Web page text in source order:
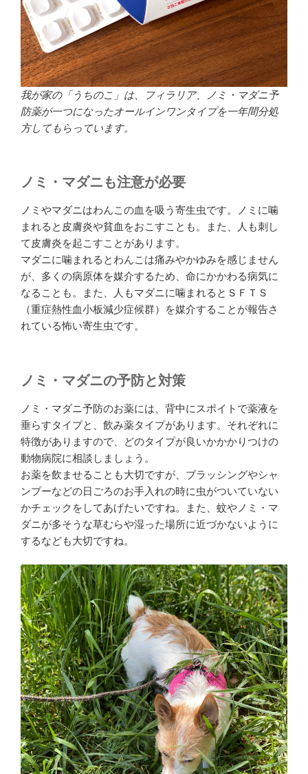
我が家の「うちのこ」は、フィラリア、ノミ・マダニ予
防薬が一つになったオールインワンタイプを一年間分処
方してもらっています。
ノミ・マダニも注意が必要
ノミやマダニはわんこの血を吸う寄生虫です。ノミに噛
まれると皮膚炎や貧血をおこすことも。また、人も刺し
て皮膚炎を起こすことがあります。
マダニに噛まれるとわんこは痛みやかゆみを感じません
が、多くの病原体を媒介するため、命にかかわる病気に
なることも。また、人もマダニに噛まれるとＳＦＴＳ
（重症熱性血小板減少症候群）を媒介することが報告さ
れている怖い寄生虫です。
ノミ・マダニの予防と対策
ノミ・マダニ予防のお薬には、背中にスポイトで薬液を
垂らすタイプと、飲み薬タイプがあります。それぞれに
特徴がありますので、どのタイプが良いかかかりつけの
動物病院に相談しましょう。
お薬を飲ませることも大切ですが、ブラッシングやシャ
ンプーなどの日ごろのお手入れの時に虫がついていない
かチェックをしてあげたいですね。また、蚊やノミ・マ
ダニが多そうな草むらや湿った場所に近づかないように
するなども大切ですね。